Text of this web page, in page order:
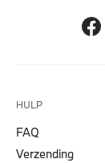
HULP
FAQ
Verzending